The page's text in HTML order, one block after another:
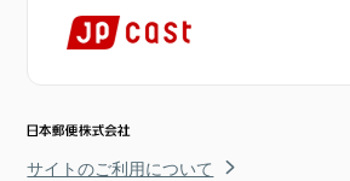
サイトのご利用について